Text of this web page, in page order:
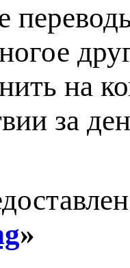
на
за
»